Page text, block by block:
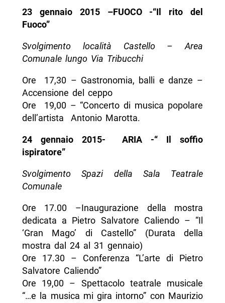
23 gennaio 2015 –FUOCO -“Il rito del
Fuoco”
Svolgimento località Castello – Area
Comunale lungo Via Tribucchi
Ore 17,30 – Gastronomia, balli e danze –
Accensione del ceppo
Ore 19,00 – “Concerto di musica popolare
dell’artista Antonio Marotta.
24 gennaio 2015- ARIA -“ Il soffio
ispiratore”
Svolgimento Spazi della Sala Teatrale
Comunale
Ore 17.00 –Inaugurazione della mostra
dedicata a Pietro Salvatore Caliendo – “Il
‘Gran Mago’ di Castello” (Durata della
mostra dal 24 al 31 gennaio)
Ore 17.30 – Conferenza “L’arte di Pietro
Salvatore Caliendo”
Ore 19,00 – Spettacolo teatrale musicale
“…e la musica mi gira intorno” con Maurizio